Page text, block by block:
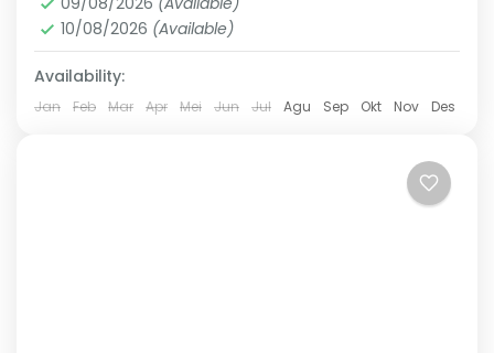
3 People
10/08/2026 (Available)
Availability:
Jan Feb Mar Apr Mei Jun Jul Agu Sep Okt Nov Des